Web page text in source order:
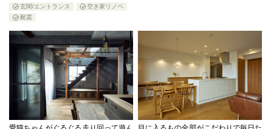
玄関/エントランス
空き家リノベ
耐震